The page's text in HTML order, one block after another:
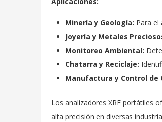
Aplicaciones:
Minería y Geología: Para el
Joyería y Metales
Monitoreo Ambiental:
Chatarra y Reciclaje:
Manufactura y Control de
Los analizadores XRF portátiles
alta precisión en diversas